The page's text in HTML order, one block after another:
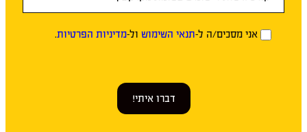
אני מסכים/ה ל-תנאי השימוש ול-מדיניות הפרטיות.
דברו איתי!